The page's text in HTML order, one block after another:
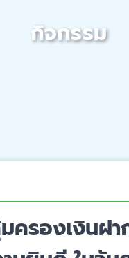
กิจกรรม
ครองเงินฝา